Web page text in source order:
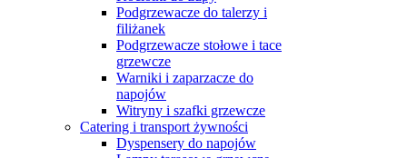
Podgrzewacze do talerzy i
filiżanek
Podgrzewacze stołowe i tace
grzewcze
Warniki i zaparzacze do
napojów
Witryny i szafki grzewcze
Catering i transport żywności
Dyspensery do napojów